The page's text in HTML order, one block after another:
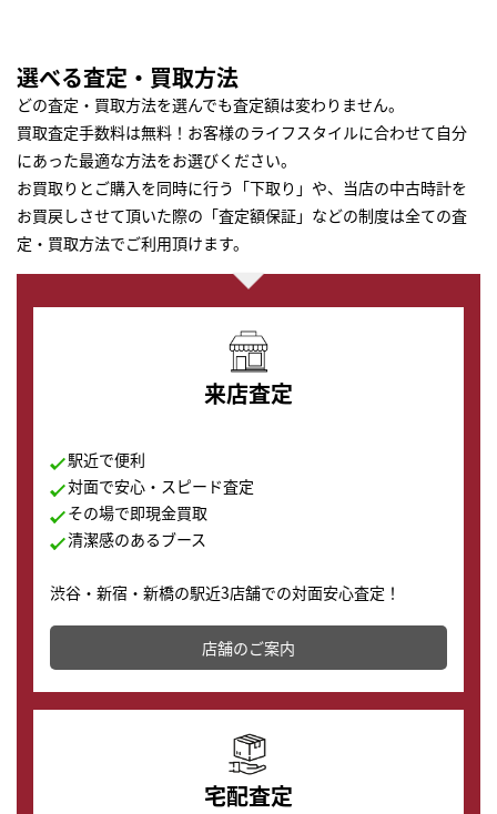
選べる査定・買取方法
どの査定・買取方法を選んでも査定額は変わりません。
買取査定手数料は無料！お客様のライフスタイルに合わせて自分
にあった最適な方法をお選びください。
お買取りとご購入を同時に行う「下取り」や、当店の中古時計を
お買戻しさせて頂いた際の「査定額保証」などの制度は全ての査
定・買取方法でご利用頂けます。
来店査定
駅近で便利
対面で安心・スピード査定
その場で即現金買取
清潔感のあるブース
渋谷・新宿・新橋の駅近3店舗での対面安心査定！
その場で現金買取致します。渋谷本店では、時計販売の
店舗を併設しており、下取りに出してお得に新しい時計
の購入もできます♪
店舗のご案内
宅配査定